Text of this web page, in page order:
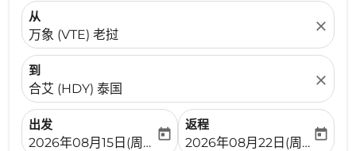
从
万象 (VTE) 老挝
close
到
合艾 (HDY) 泰国
close
出发
fc-booking-departure-date-aria-label
2026年08月15日(周六)
today
返程
fc-booking-return-date-
2026年08月22日(周六)
today